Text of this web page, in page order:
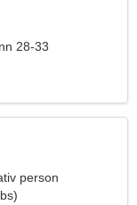
28-33
person